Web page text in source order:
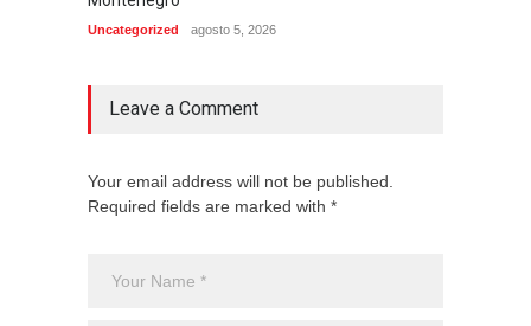
Uncategorized agosto 5, 2026
Leave a Comment
Your email address will not be published.
Required fields are marked with *